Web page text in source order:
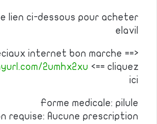
lien ci-dessous pour acheter
elavil
internet bon marche ==>
2umhx2xu <== cliquez
ici
Forme medicale: pilule
requise: Aucune prescription